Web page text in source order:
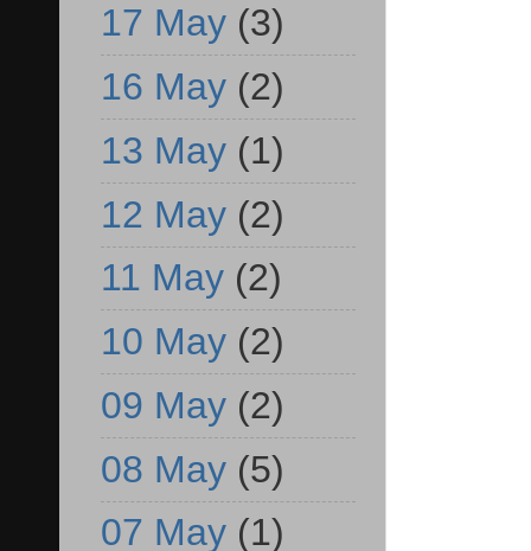
17 May (3)
16 May (2)
13 May (1)
12 May (2)
11 May (2)
10 May (2)
09 May (2)
08 May (5)
07 May (1)